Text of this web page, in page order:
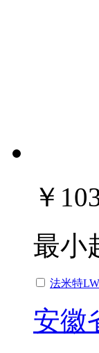
￥
最小
法米特
安徽